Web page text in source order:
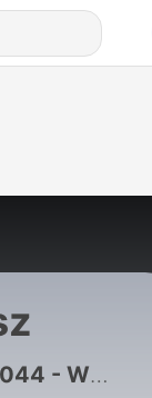
Véget ért a Cape Fear-tévésorozat (első évada?) (2026-08-06)